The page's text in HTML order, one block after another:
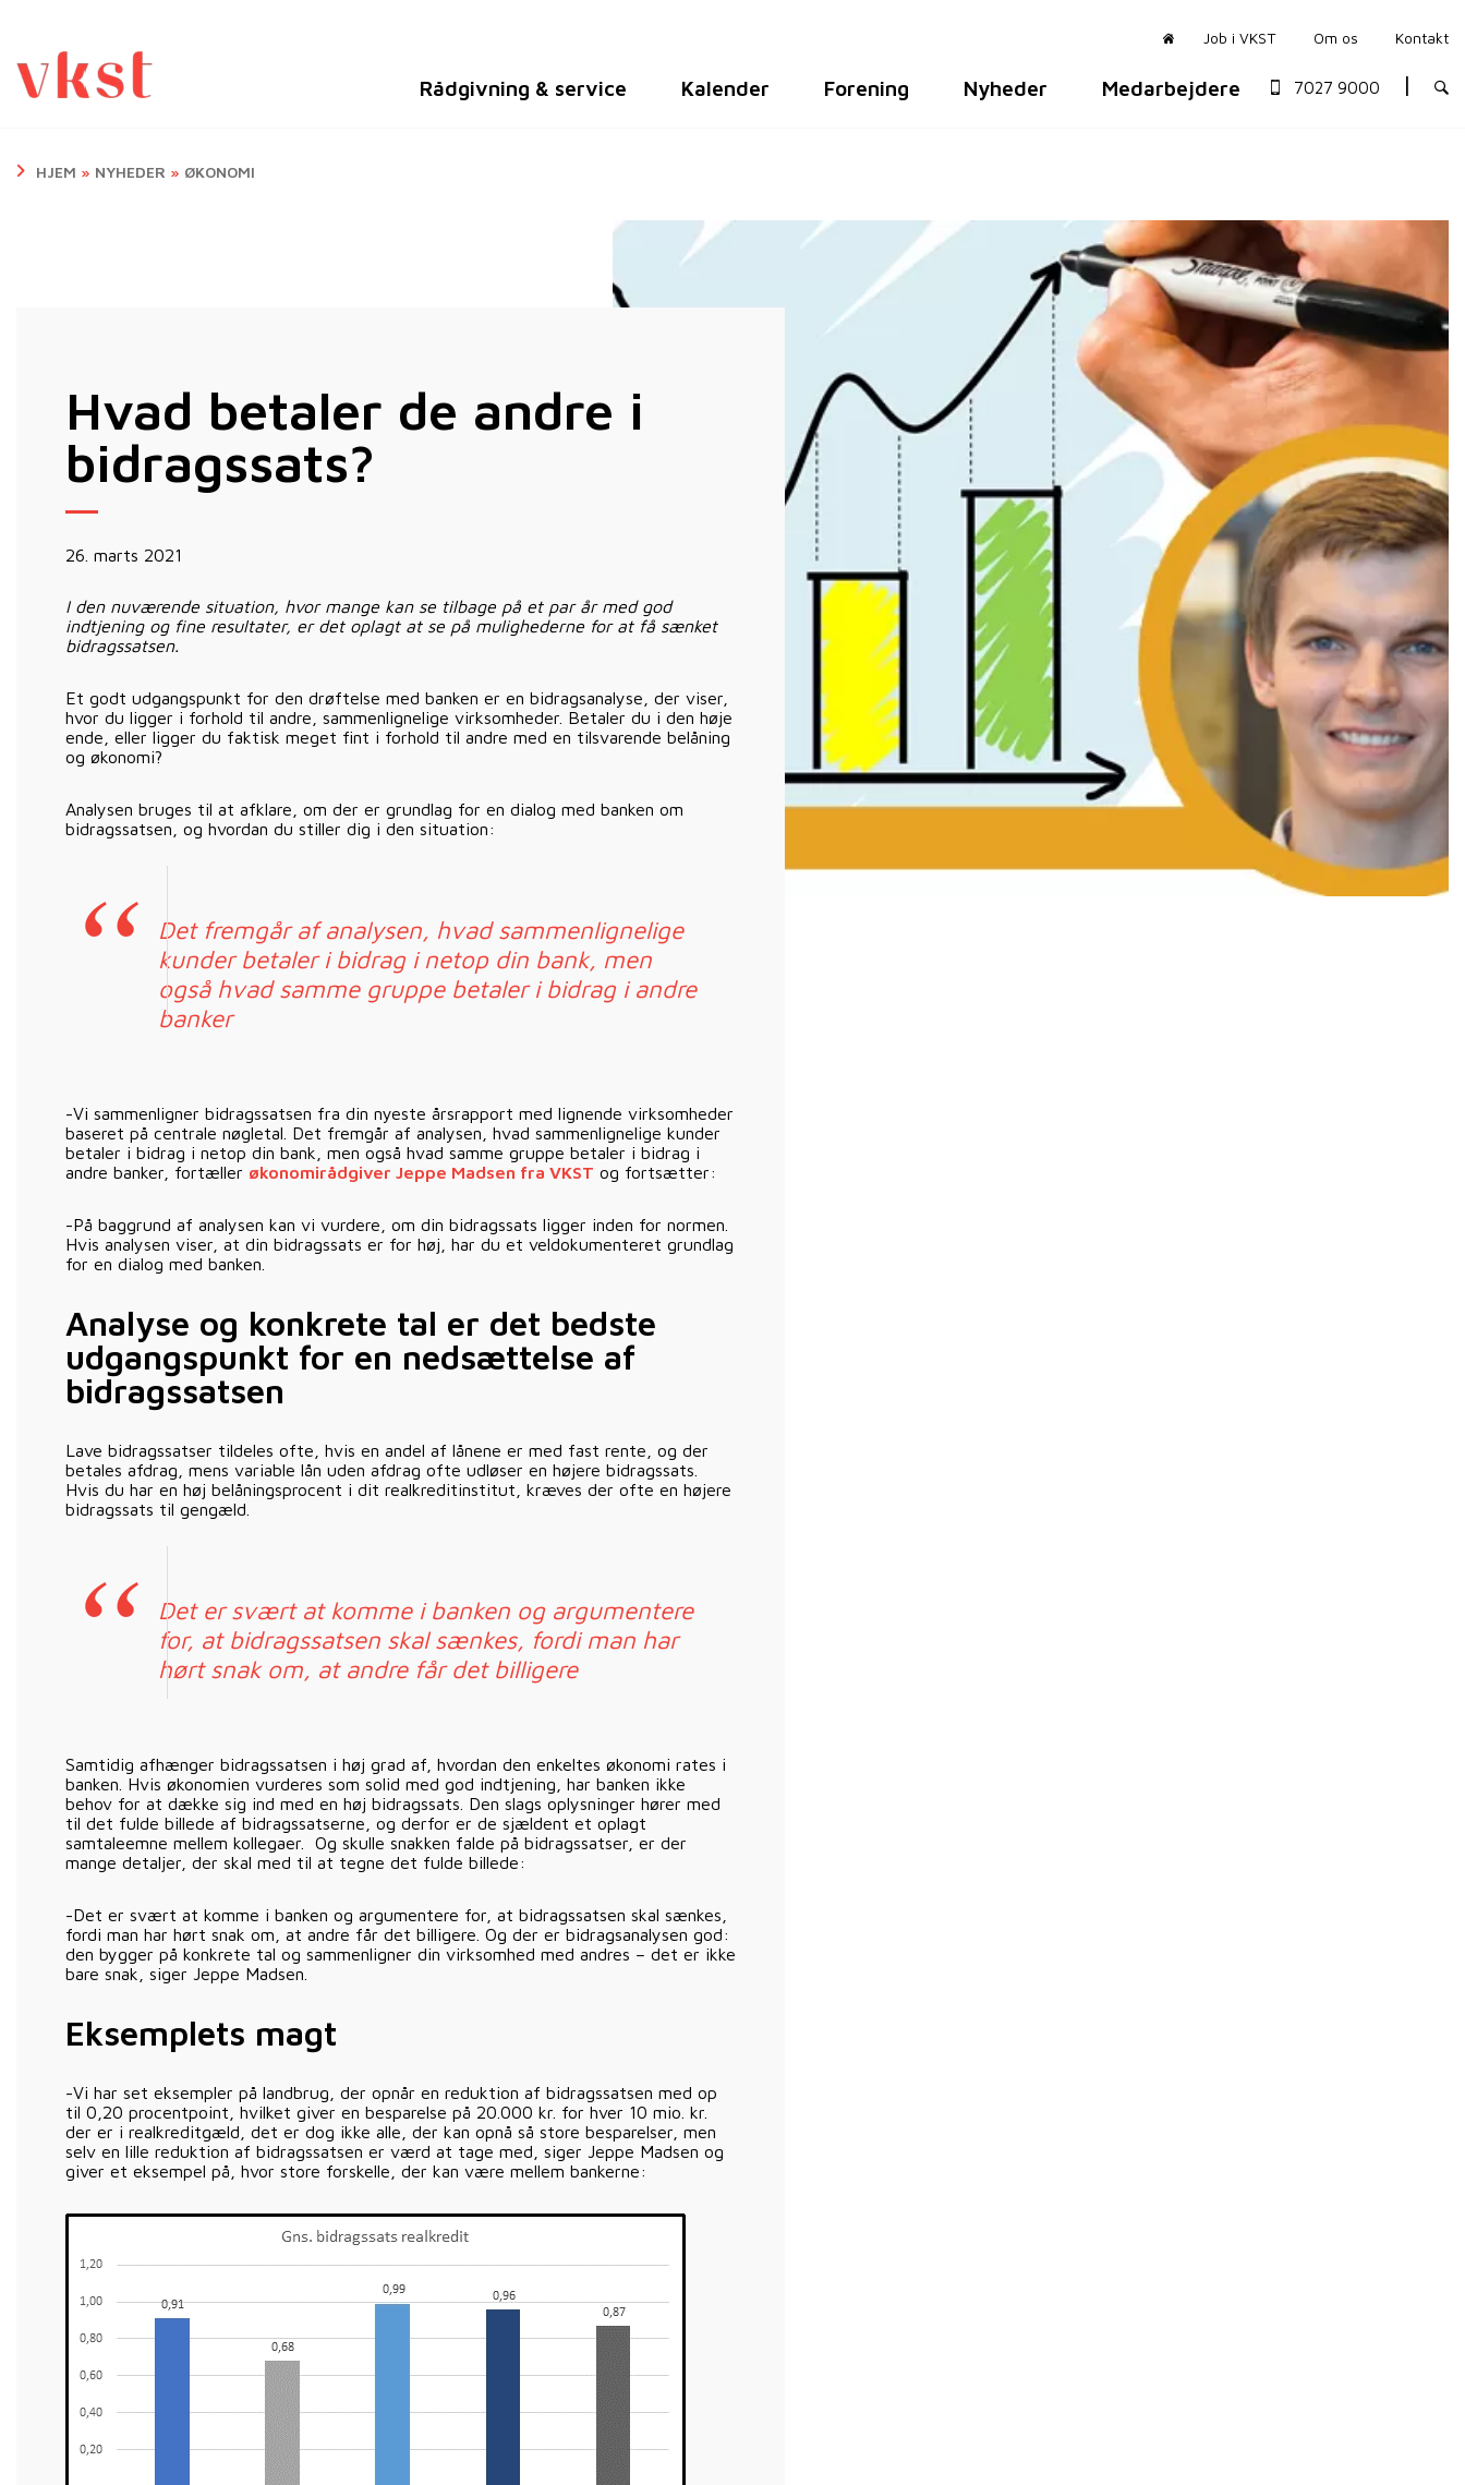
Job i VKST Om os Kontakt
Rådgivning & service Kalender Forening Nyheder Medarbejdere 7027 9000
HJEM » NYHEDER » ØKONOMI
Hvad betaler de andre i
bidragssats?
26. marts 2021
I den nuværende situation, hvor mange kan se tilbage på et par år med god
indtjening og fine resultater, er det oplagt at se på mulighederne for at få sænket
bidragssatsen.
Et godt udgangspunkt for den drøftelse med banken er en bidragsanalyse, der viser,
hvor du ligger i forhold til andre, sammenlignelige virksomheder. Betaler du i den høje
ende, eller ligger du faktisk meget fint i forhold til andre med en tilsvarende belåning
og økonomi?
Analysen bruges til at afklare, om der er grundlag for en dialog med banken om
bidragssatsen, og hvordan du stiller dig i den situation:
Det fremgår af analysen, hvad sammenlignelige
kunder betaler i bidrag i netop din bank, men
også hvad samme gruppe betaler i bidrag i andre
banker
-Vi sammenligner bidragssatsen fra din nyeste årsrapport med lignende virksomheder
baseret på centrale nøgletal. Det fremgår af analysen, hvad sammenlignelige kunder
betaler i bidrag i netop din bank, men også hvad samme gruppe betaler i bidrag i
andre banker, fortæller økonomirådgiver Jeppe Madsen fra VKST og fortsætter:
-På baggrund af analysen kan vi vurdere, om din bidragssats ligger inden for normen.
Hvis analysen viser, at din bidragssats er for høj, har du et veldokumenteret grundlag
for en dialog med banken.
Analyse og konkrete tal er det bedste
udgangspunkt for en nedsættelse af
bidragssatsen
Lave bidragssatser tildeles ofte, hvis en andel af lånene er med fast rente, og der
betales afdrag, mens variable lån uden afdrag ofte udløser en højere bidragssats.
Hvis du har en høj belåningsprocent i dit realkreditinstitut, kræves der ofte en højere
bidragssats til gengæld.
Det er svært at komme i banken og argumentere
for, at bidragssatsen skal sænkes, fordi man har
hørt snak om, at andre får det billigere
Samtidig afhænger bidragssatsen i høj grad af, hvordan den enkeltes økonomi rates i
banken. Hvis økonomien vurderes som solid med god indtjening, har banken ikke
behov for at dække sig ind med en høj bidragssats. Den slags oplysninger hører med
til det fulde billede af bidragssatserne, og derfor er de sjældent et oplagt
samtaleemne mellem kollegaer. Og skulle snakken falde på bidragssatser, er der
mange detaljer, der skal med til at tegne det fulde billede:
-Det er svært at komme i banken og argumentere for, at bidragssatsen skal sænkes,
fordi man har hørt snak om, at andre får det billigere. Og der er bidragsanalysen god:
den bygger på konkrete tal og sammenligner din virksomhed med andres – det er ikke
bare snak, siger Jeppe Madsen.
Eksemplets magt
-Vi har set eksempler på landbrug, der opnår en reduktion af bidragssatsen med op
til 0,20 procentpoint, hvilket giver en besparelse på 20.000 kr. for hver 10 mio. kr.
der er i realkreditgæld, det er dog ikke alle, der kan opnå så store besparelser, men
selv en lille reduktion af bidragssatsen er værd at tage med, siger Jeppe Madsen og
giver et eksempel på, hvor store forskelle, der kan være mellem bankerne: